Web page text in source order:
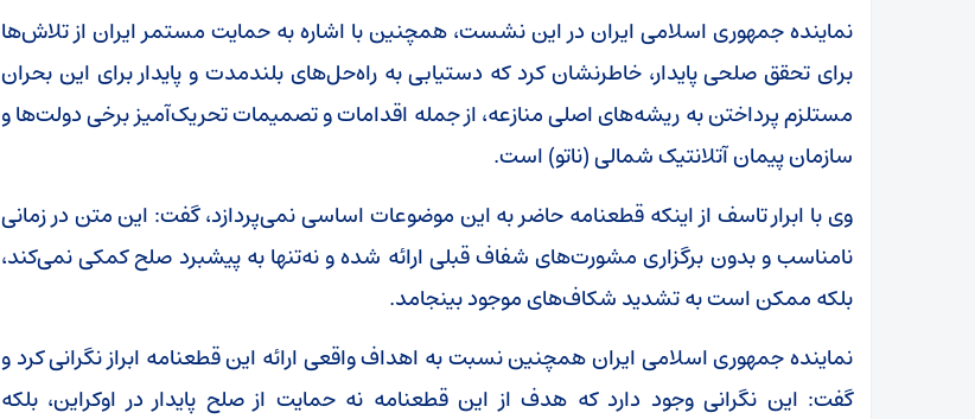
نماینده جمهوری اسلامی ایران در این نشست، همچنین با اشاره به حمایت مستمر ایران از تلاش‌ها
برای تحقق صلحی پایدار، خاطرنشان کرد که دستیابی به راه‌حل‌های بلندمدت و پایدار برای این بحران
مستلزم پرداختن به ریشه‌های اصلی منازعه، از جمله اقدامات و تصمیمات تحریک‌آمیز برخی دولت‌ها و
سازمان پیمان آتلانتیک شمالی (ناتو) است.
وی با ابرار تاسف از اینکه قطعنامه حاضر به این موضوعات اساسی نمی‌پردازد، گفت: این متن در زمانی
نامناسب و بدون برگزاری مشورت‌های شفاف قبلی ارائه شده و نه‌تنها به پیشبرد صلح کمکی نمی‌کند،
بلکه ممکن است به تشدید شکاف‌های موجود بینجامد.
نماینده جمهوری اسلامی ایران همچنین نسبت به اهداف واقعی ارائه این قطعنامه ابراز نگرانی کرد و
گفت: این نگرانی وجود دارد که هدف از این قطعنامه نه حمایت از صلح پایدار در اوکراین، بلکه